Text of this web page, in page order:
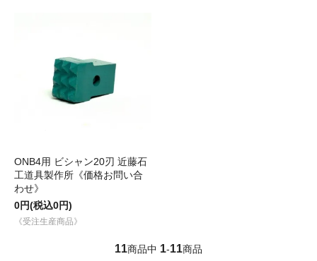
ONB4用 ビシャン20刃 近藤石
工道具製作所《価格お問い合
わせ》
0円(税込0円)
《受注生産商品》
11商品中 1-11商品